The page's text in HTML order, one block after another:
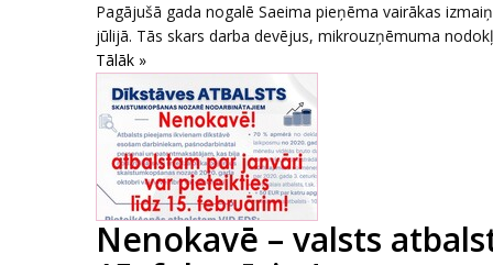
Pagājušā gada nogalē Saeima pieņēma vairākas
jūlijā. Tās skars darba devējus, mikrouzņēmuma
Tālāk »
Nenokavē – valsts